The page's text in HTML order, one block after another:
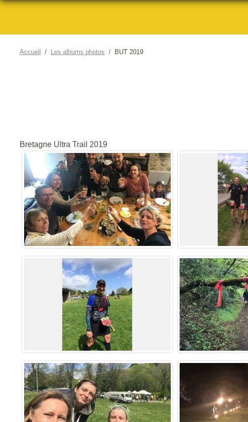
Accueil Les albums photos BUT 2019
Bretagne Ultra Trail 2019